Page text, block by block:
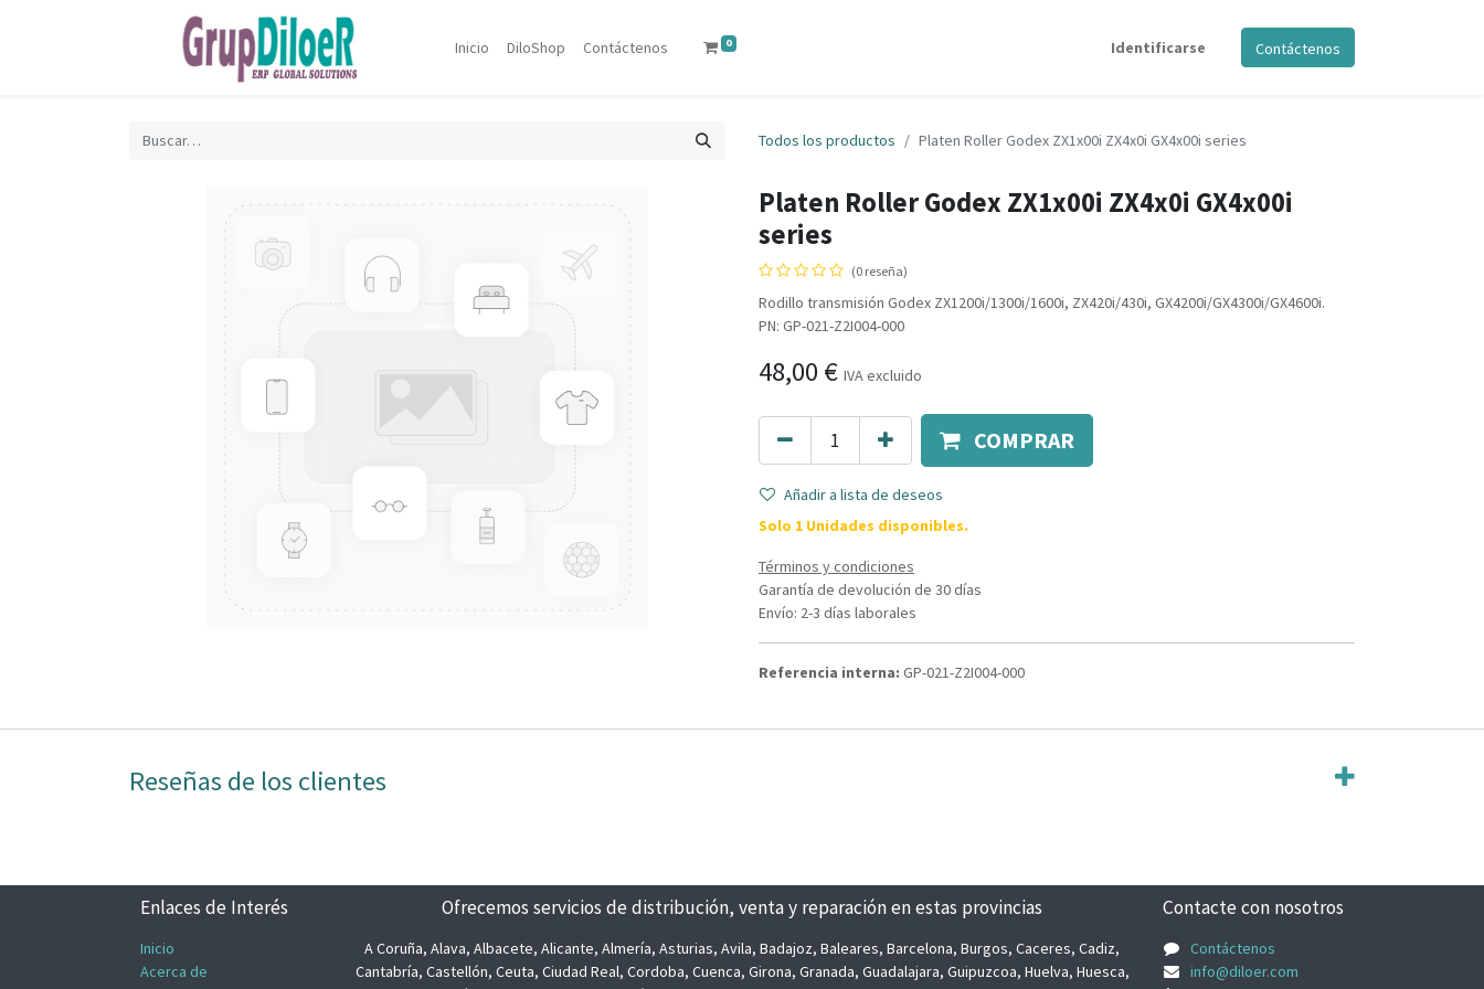
Inicio DiloShop Contáctenos 0 Identificarse Contáctenos
Todos los productos Platen Roller Godex ZX1x00i ZX4x0i GX4x00i series
Platen Roller Godex ZX1x00i ZX4x0i GX4x00i
series
(0 reseña)
Rodillo transmisión Godex ZX1200i/1300i/1600i, ZX420i/430i, GX4200i/GX4300i/GX4600i.
PN: GP-021-Z2I004-000
48,00 € IVA excluido
COMPRAR
Añadir a lista de deseos
Solo 1 Unidades disponibles.
Términos y condiciones
Garantía de devolución de 30 días
Envío: 2-3 días laborales
Referencia interna: GP-021-Z2I004-000
Reseñas de los clientes
Enlaces de Interés
Inicio
Acerca de
Ofrecemos servicios de distribución, venta y reparación en estas provincias
A Coruña, Alava, Albacete, Alicante, Almería, Asturias, Avila, Badajoz, Baleares, Barcelona, Burgos, Caceres, Cadiz,
Cantabría, Castellón, Ceuta, Ciudad Real, Cordoba, Cuenca, Girona, Granada, Guadalajara, Guipuzcoa, Huelva, Huesca,
Contacte con nosotros
Contáctenos
info@diloer.com